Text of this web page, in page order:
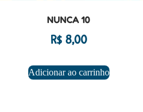
NUNCA 10
R$8,00
Adicionar ao carrinho